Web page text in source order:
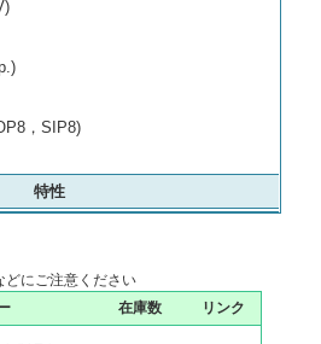
，SIP8)
特性
にご注意ください
在庫数 リンク